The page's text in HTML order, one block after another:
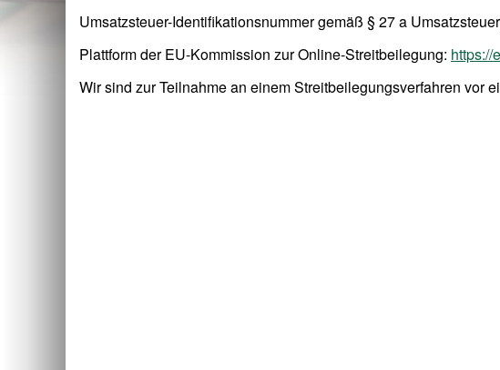
Umsatzsteuer-Identifikationsnummer gemäß § 27 a
Plattform der EU-Kommission zur Online-Streitbeilegung: https://
Wir sind zur Teilnahme an einem Streitbeilegungsverfahren vor